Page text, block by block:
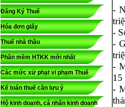
Đăng Ký Thuế
Hóa đơn giấy
Thuế nhà thầu
Phần mềm HTKK mới nhất
Các mức xử phạt vi phạm Thuế
Kế toán thuế cần lưu ý
Hộ kinh doanh, cá nhân kinh doanh
-
-
-
-
15
-